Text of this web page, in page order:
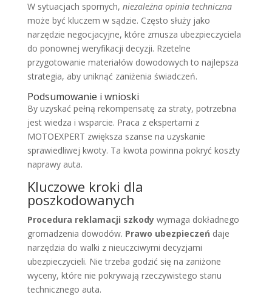
W sytuacjach spornych, niezależna opinia techniczna
może być kluczem w sądzie. Często służy jako
narzędzie negocjacyjne, które zmusza ubezpieczyciela
do ponownej weryfikacji decyzji. Rzetelne
przygotowanie materiałów dowodowych to najlepsza
strategia, aby uniknąć zaniżenia świadczeń.
Podsumowanie i wnioski
By uzyskać pełną rekompensatę za straty, potrzebna
jest wiedza i wsparcie. Praca z ekspertami z
MOTOEXPERT zwiększa szanse na uzyskanie
sprawiedliwej kwoty. Ta kwota powinna pokryć koszty
naprawy auta.
Kluczowe kroki dla
poszkodowanych
Procedura reklamacji szkodywymaga dokładnego
gromadzenia dowodów. Prawo ubezpieczeńdaje
narzędzia do walki z nieuczciwymi decyzjami
ubezpieczycieli. Nie trzeba godzić się na zaniżone
wyceny, które nie pokrywają rzeczywistego stanu
technicznego auta.